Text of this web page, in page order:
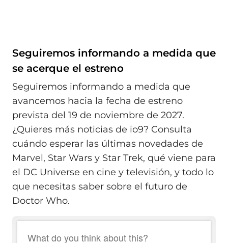
Seguiremos informando a medida que
se acerque el estreno
Seguiremos informando a medida que
avancemos hacia la fecha de estreno
prevista del 19 de noviembre de 2027.
¿Quieres más noticias de io9? Consulta
cuándo esperar las últimas novedades de
Marvel, Star Wars y Star Trek, qué viene para
el DC Universe en cine y televisión, y todo lo
que necesitas saber sobre el futuro de
Doctor Who.